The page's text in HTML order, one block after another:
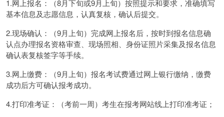
1.网上报名：（8月下旬或9月上旬）按照提示和要求，准确填写
基本信息及志愿信息，认真复核，确认后提交。
2.现场确认：（9月上旬）完成网上报名后，按时到报名信息确
认点办理报名资格审查、现场照相、身份证照片采集及报名信息
确认表复核签字等手续。
3.网上缴费：（9月上旬）报名考试费通过网上银行缴纳，缴费
成功后方可确认报考成功。
4.打印准考证：（考前一周）考生在报考网站线上打印准考证；